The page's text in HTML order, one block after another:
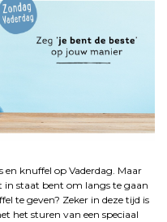
en knuffel op Vaderdag. Maar
in staat bent om langs te gaan
te geven? Zeker in deze tijd is
het sturen van een speciaal